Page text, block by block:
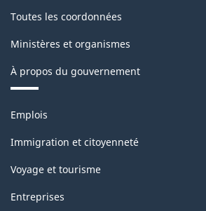
Toutes les coordonnées
Ministères et organismes
À propos du gouvernement
Thèmes
sujets
Emplois
Immigration et citoyenneté
Voyage et tourisme
Entreprises